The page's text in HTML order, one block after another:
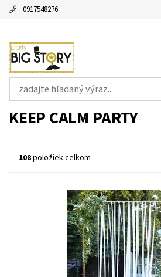
0917548276
KEEP CALM PARTY
108položiek celkom
80 metrove pozadie z bielej stuhy na
satenu a organzy